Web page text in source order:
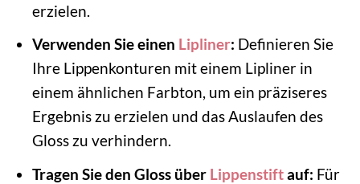
erzielen.
Verwenden Sie einen Lipliner: Definieren Sie
Ihre Lippenkonturen mit einem Lipliner in
einem ähnlichen Farbton, um ein präziseres
Ergebnis zu erzielen und das Auslaufen des
Gloss zu verhindern.
Tragen Sie den Gloss über Lippenstiftauf: Für